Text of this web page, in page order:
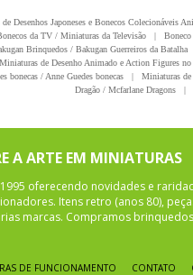
Desenhos Japoneses e Bonecos Colecionáveis
da TV / Miniaturas da Televisão |
Brinquedos / Bakugan Guerreiros da Batalha
Miniaturas de Desenho Animado e Action Figures
bonecas / Anne Guedes bonecas |
Miniaturas
Dragão / Mcfarlane Dragons
|
A ARTE EM MINIATURAS
oferecendo novidades e
Itens retro (anos 80),
marcas. Compramos
DE FUNCIONAMENTO CONTATO